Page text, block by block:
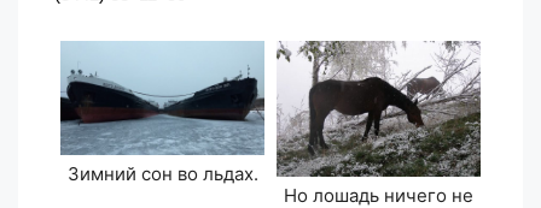
Зимний сон во льдах.
Но лошадь ничего не